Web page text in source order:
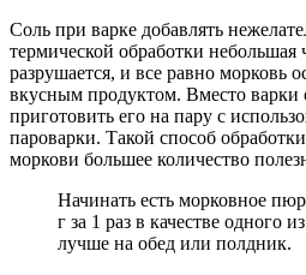
Соль при варке добавлять
термической обработки небольшая
разрушается, и все равно морковь
вкусным продуктом. Вместо
приготовить его на пару с
пароварки. Такой способ
моркови большее количество
Начинать есть морковное
г за 1 раз в качестве одного
лучше на обед или полдник.